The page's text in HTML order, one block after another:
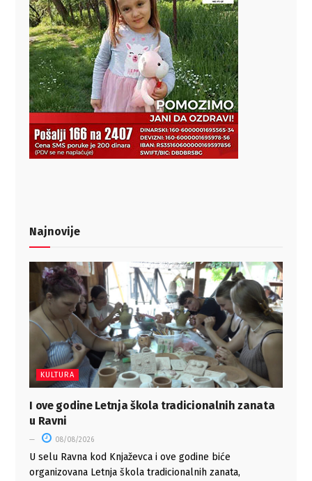
Najnovije
KULTURA
I ove godine Letnja škola tradicionalnih zanata
u Ravni
08/08/2026
U selu Ravna kod Knjaževca i ove godine biće
organizovana Letnja škola tradicionalnih zanata,